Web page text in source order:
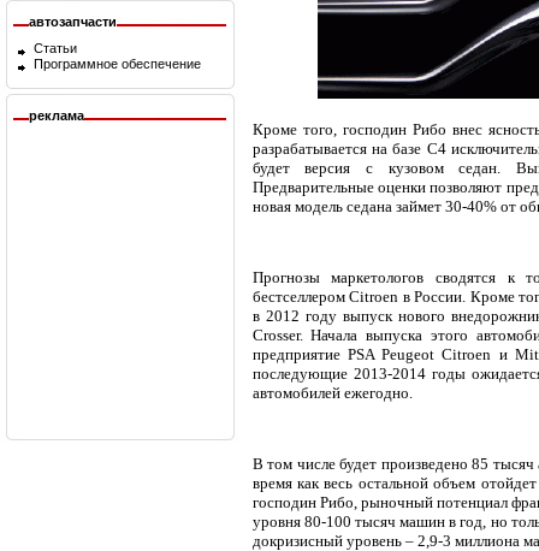
автозапчасти
Статьи
Программное обеспечение
реклама
Кроме того, господин Рибо внес
разрабатывается на базе С4
будет версия с кузовом седан.
Предварительные оценки позволяют
новая модель седана займет 30-40% от
Прогнозы маркетологов сводятся к
бестселлером Citroen в России. Кроме
в 2012 году выпуск нового
Crosser. Начала выпуска этого
предприятие PSA Peugeot Citroen и
последующие 2013-2014 годы
автомобилей ежегодно.
В том числе будет произведено 85
время как весь остальной объем
господин Рибо, рыночный потенциал
уровня 80-100 тысяч машин в год, но
докризисный уровень – 2,9-3 миллиона